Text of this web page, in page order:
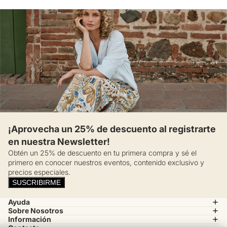
¡Aprovecha un 25% de descuento al registrarte
en nuestra Newsletter!
Obtén un 25% de descuento en tu primera compra y sé el
primero en conocer nuestros eventos, contenido exclusivo y
precios especiales.
SUSCRIBIRME
Ayuda
Sobre Nosotros
Información